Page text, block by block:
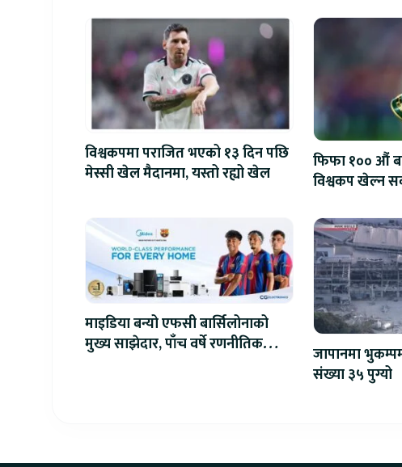
विश्वकपमा पराजित भएको १३ दिन पछि
मेस्सी खेल मैदानमा, यस्तो रह्यो खेल
फिफा १०० औं
विश्वकप खेल्न
माइडिया बन्यो एफसी बार्सिलोनाको
मुख्य साझेदार, पाँच वर्षे रणनीतिक
जापानमा
संख्या ३५ पुग्यो